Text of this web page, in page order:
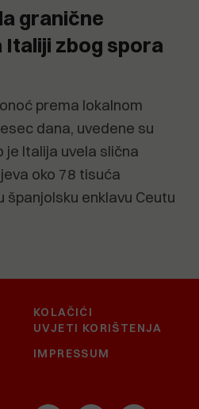
granične
zbog spora
prema lokalnom
dana, uvedene su
je Italija uvela slična
oko 78 tisuća
enklavu Ceutu
KOLAČIĆI
UVJETI KORIŠTENJA
IMPRESSUM